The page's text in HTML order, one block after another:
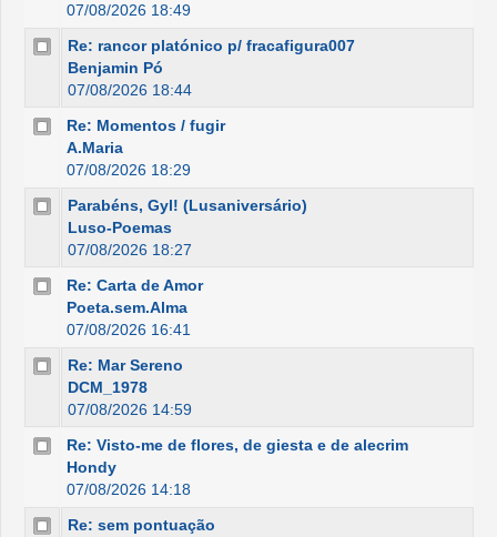
07/08/2026 18:49
Re: rancor platónico p/ fracafigura007
Benjamin Pó
07/08/2026 18:44
Re: Momentos / fugir
A.Maria
07/08/2026 18:29
Parabéns, Gyl! (Lusaniversário)
Luso-Poemas
07/08/2026 18:27
Re: Carta de Amor
Poeta.sem.Alma
07/08/2026 16:41
Re: Mar Sereno
DCM_1978
07/08/2026 14:59
Re: Visto-me de flores, de giesta e de alecrim
Hondy
07/08/2026 14:18
Re: sem pontuação